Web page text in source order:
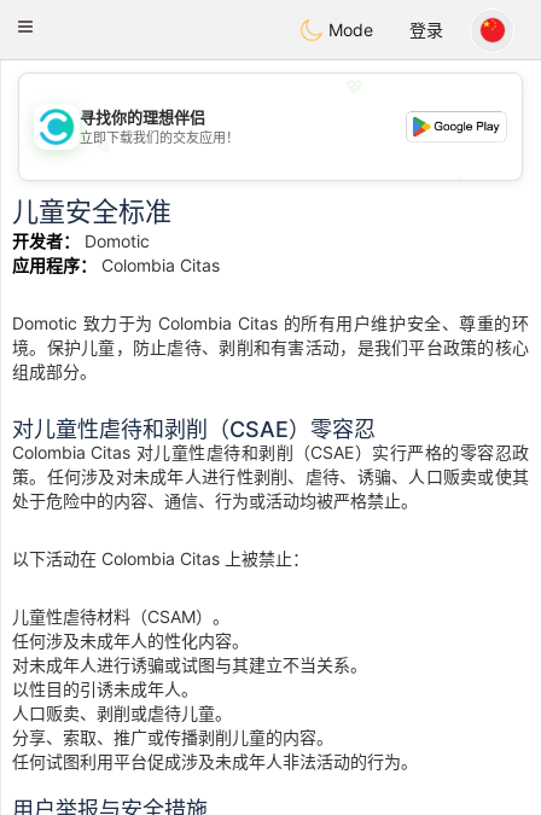
Citas
Toggle
Mode 登录
💖
💕
寻找你的理想伴侣
立即下载我们的交友应用！
儿童安全标准
开发者：
Domotic
应用程序：
Colombia Citas
Domotic 致力于为 Colombia Citas 的所有用户维护安全、尊重的环
境。保护儿童，防止虐待、剥削和有害活动，是我们平台政策的核心
组成部分。
对儿童性虐待和剥削（CSAE）零容忍
Colombia Citas 对儿童性虐待和剥削（CSAE）实行严格的零容忍政
策。任何涉及对未成年人进行性剥削、虐待、诱骗、人口贩卖或使其
处于危险中的内容、通信、行为或活动均被严格禁止。
以下活动在 Colombia Citas 上被禁止：
儿童性虐待材料（CSAM）。
任何涉及未成年人的性化内容。
对未成年人进行诱骗或试图与其建立不当关系。
以性目的引诱未成年人。
人口贩卖、剥削或虐待儿童。
分享、索取、推广或传播剥削儿童的内容。
任何试图利用平台促成涉及未成年人非法活动的行为。
用户举报与安全措施